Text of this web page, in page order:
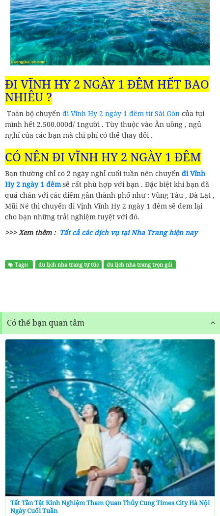
ĐI VĨNH HY 2 NGÀY 1 ĐÊM HẾT BAO
NHIÊU ?
Toàn bộ chuyến đi Vĩnh Hy 2 ngày 1 đêm từ Sài Gòn của tụi
mình hết 2.500.000đ/ 1người . Tùy thuộc vào Ăn uồng , ngủ
nghỉ của các bạn mà chi phí có thể thay đổi .
CÓ NÊN ĐI VĨNH HY 2 NGÀY 1 ĐÊM
Bạn thường chỉ có 2 ngày nghỉ cuối tuần nên chuyến đi Vĩnh
Hy 2 ngày 1 đêm sẽ rất phù hợp với bạn . Đặc biệt khi bạn đã
quá chán với các điểm gần thành phố như : Vũng Tàu , Đà Lạt ,
Mũi Né thì chuyến đi Vịnh Vĩnh Hy 2 ngày 1 đêm sẽ đem lại
cho bạn những trải nghiệm tuyệt với đó.
>>> Xem thêm : Tất cả các dịch vụ tại Nha Trang hiện nay
Tags: du lịch nha trang tự túc
du lịch nha trang trọn gói
Có thể bạn quan tâm
Tất Tần Tật Kinh Nghiệm Tham Quan Thủy Cung Times City Hà Nội
Ngày Cuối Tuần